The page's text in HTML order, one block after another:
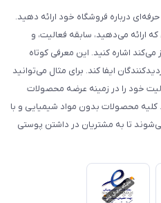
درباره فروشگاه خود ارائه دهید.
ارائه می‌دهید، سابقه فعالیت، و
می‌کند اشاره کنید. این معرفی کوتاه
ایفا کند. برای مثال می‌توانید
«فروشگاه ما از سال ۱۳۹۸ فعالیت خود را در زمینه عرضه محصولات
کلیه محصولات بدون مواد شیمیایی و با
تا به مشتریان در داشتن پوستی